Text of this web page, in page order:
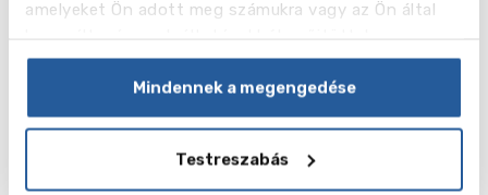
amelyeket Ön adott meg számukra vagy az Ön által
Mindennek a megengedése
Testreszabás
Név
Hét
NZD